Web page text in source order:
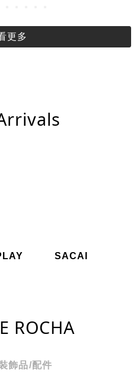
更多
SACAI
ROCHA
飾品/配件